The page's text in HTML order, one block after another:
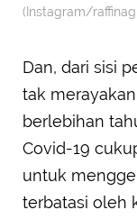
(Instagram/
Dan, dari sisi
tak
berlebihan
Covid-19
untuk
terbatasi oleh